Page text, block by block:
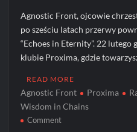
Agnostic Front, ojcowie
po sześciu latach przerwy
“Echoes in Eternity”. 22
klubie Proxima, gdzie
READ MORE
Agnostic Front Proxima
Wisdom in Chains
Commenton